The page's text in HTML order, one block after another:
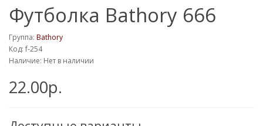
Футболка Bathory 666
Группа: Bathory
Код: f-254
Наличие: Нет в наличии
22.00р.